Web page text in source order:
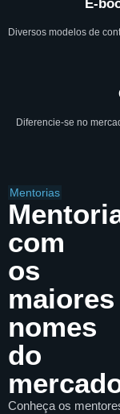
E-
Diversos modelos de
Diferencie-se no
Mentorias
com
os
maiores
nomes
do
Conheça os